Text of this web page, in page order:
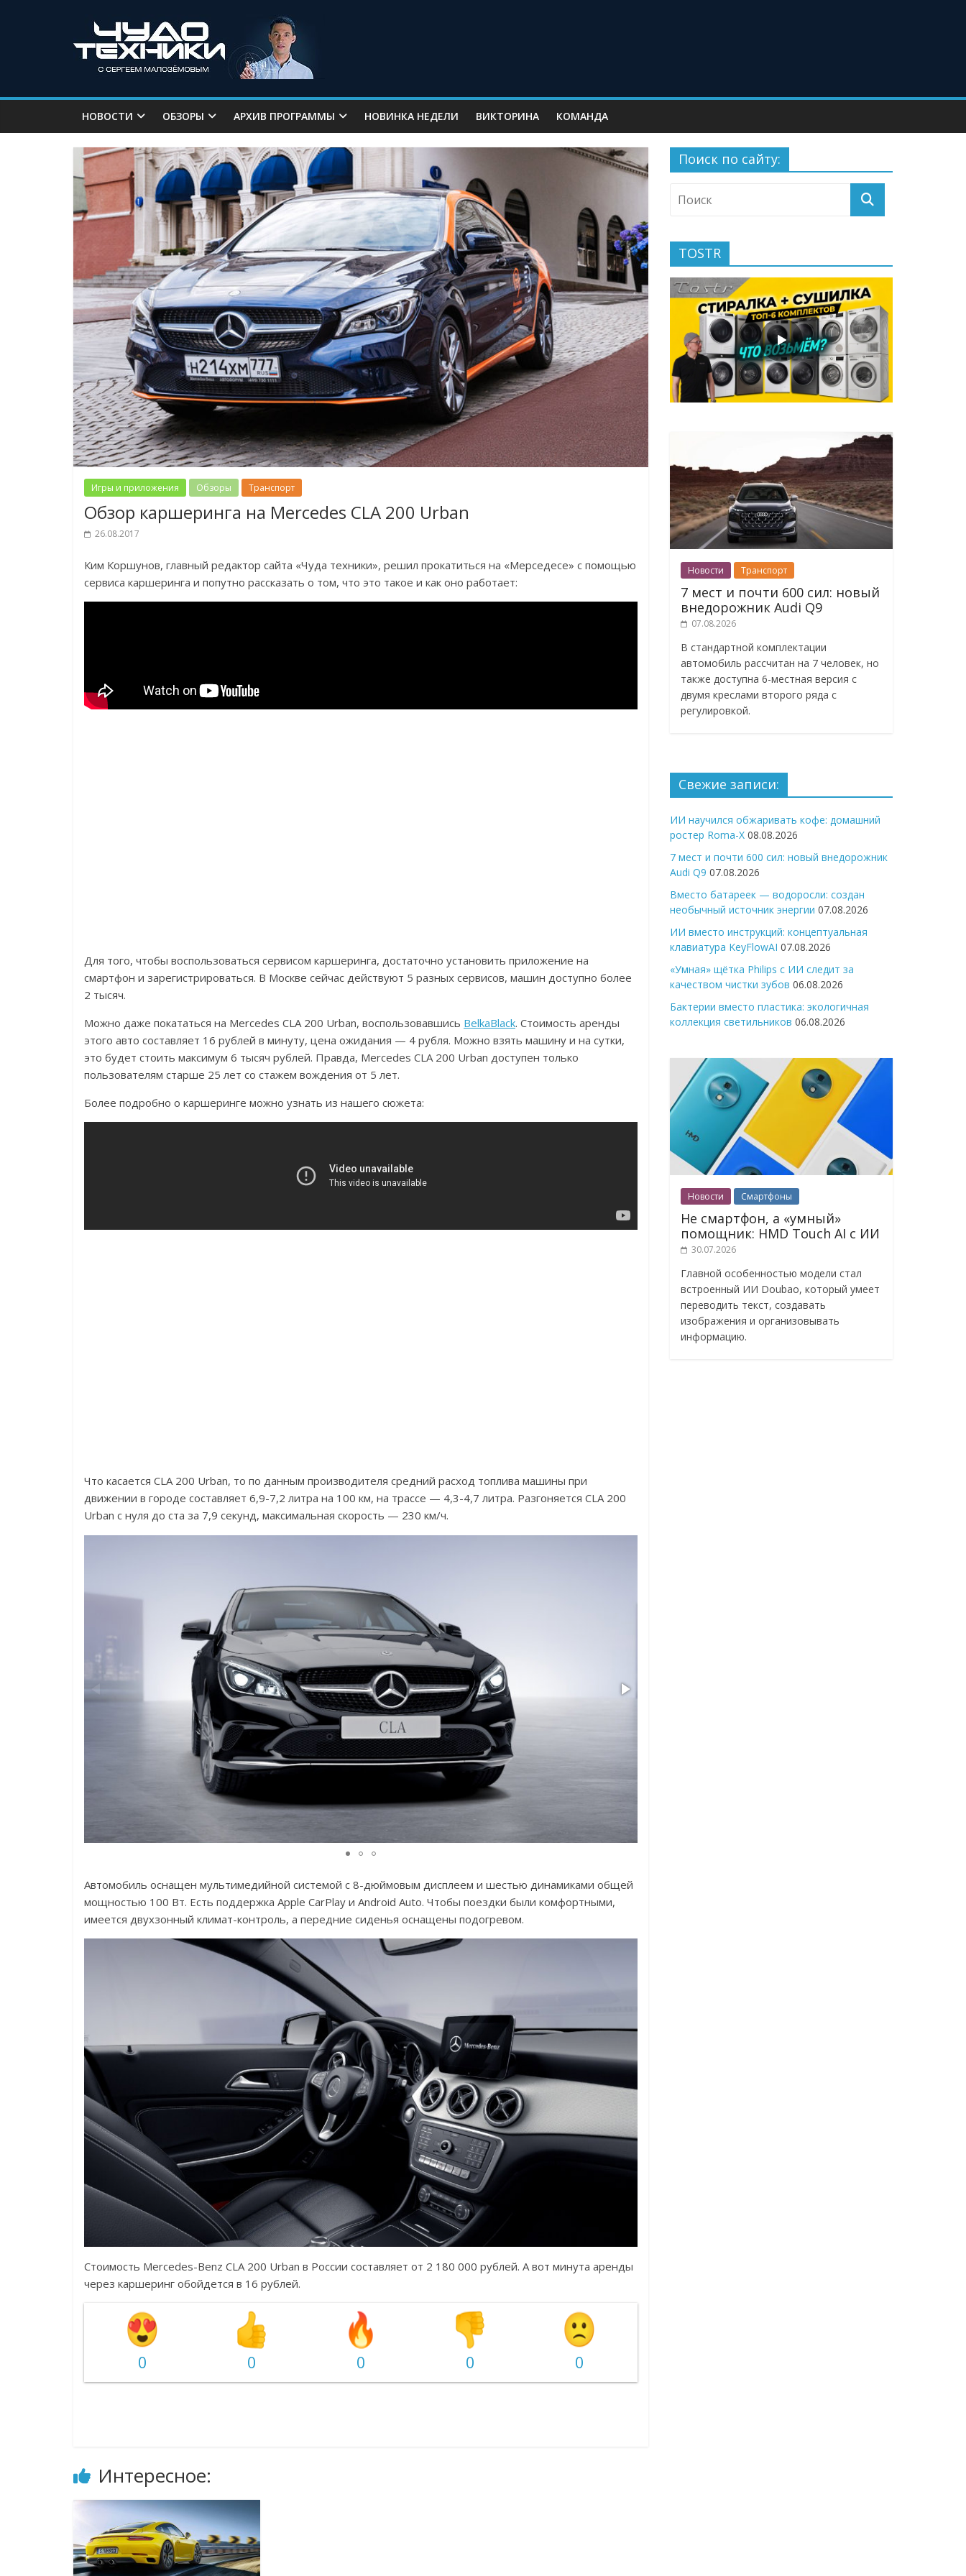
НОВОСТИ ОБЗОРЫ АРХИВ ПРОГРАММЫ НОВИНКА НЕДЕЛИ ВИКТОРИНА КОМАНДА
Игры и приложения Обзоры Транспорт
Обзор каршеринга на Mercedes CLA 200 Urban
26.08.2017
Ким Коршунов, главный редактор сайта «Чуда техники», решил прокатиться на «Мерседесе» с помощью
сервиса каршеринга и попутно рассказать о том, что это такое и как оно работает:
Для того, чтобы воспользоваться сервисом каршеринга, достаточно установить приложение на
смартфон и зарегистрироваться. В Москве сейчас действуют 5 разных сервисов, машин доступно более
2 тысяч.
Можно даже покататься на Mercedes CLA 200 Urban, воспользовавшись BelkaBlack. Стоимость аренды
этого авто составляет 16 рублей в минуту, цена ожидания — 4 рубля. Можно взять машину и на сутки,
это будет стоить максимум 6 тысяч рублей. Правда, Mercedes CLA 200 Urban доступен только
пользователям старше 25 лет со стажем вождения от 5 лет.
Более подробно о каршеринге можно узнать из нашего сюжета:
Что касается CLA 200 Urban, то по данным производителя средний расход топлива машины при
движении в городе составляет 6,9-7,2 литра на 100 км, на трассе — 4,3-4,7 литра. Разгоняется CLA 200
Urban с нуля до ста за 7,9 секунд, максимальная скорость — 230 км/ч.
Автомобиль оснащен мультимедийной системой с 8-дюймовым дисплеем и шестью динамиками общей
мощностью 100 Вт. Есть поддержка Apple CarPlay и Android Auto. Чтобы поездки были комфортными,
имеется двухзонный климат-контроль, а передние сиденья оснащены подогревом.
Стоимость Mercedes-Benz CLA 200 Urban в России составляет от 2 180 000 рублей. А вот минута аренды
через каршеринг обойдется в 16 рублей.
0 0 0 0 0
Интересное:
Поиск по сайту:
TOSTR
Новости Транспорт
7 мест и почти 600 сил: новый
внедорожник Audi Q9
07.08.2026
В стандартной комплектации
автомобиль рассчитан на 7 человек, но
также доступна 6-местная версия с
двумя креслами второго ряда с
регулировкой.
Свежие записи:
ИИ научился обжаривать кофе: домашний
ростер Roma-X 08.08.2026
7 мест и почти 600 сил: новый внедорожник
Audi Q9 07.08.2026
Вместо батареек — водоросли: создан
необычный источник энергии 07.08.2026
ИИ вместо инструкций: концептуальная
клавиатура KeyFlowAI 07.08.2026
«Умная» щётка Philips с ИИ следит за
качеством чистки зубов 06.08.2026
Бактерии вместо пластика: экологичная
коллекция светильников 06.08.2026
Новости Смартфоны
Не смартфон, а «умный»
помощник: HMD Touch AI с ИИ
30.07.2026
Главной особенностью модели стал
встроенный ИИ Doubao, который умеет
переводить текст, создавать
изображения и организовывать
информацию.